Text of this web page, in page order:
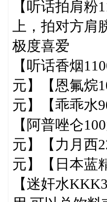
【听话拍肩
上，拍对方
极度喜爱
【听话香烟
元】【恩氟烷
元】【乖乖水
【阿普唑仑
元】【力月西
元】【日本蓝
【迷奸水